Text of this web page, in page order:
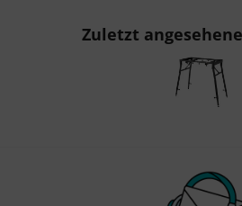
Zuletzt